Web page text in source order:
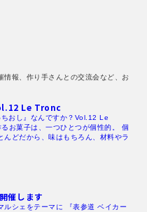
情報、作り手さんとの交流会など、お
Le Tronc
おし』なんですか？Vol.12 Le
お菓子は、一つひとつが個性的。 個
んどだから、味はもちろん、材料やラ
催します
ルシェをテーマに 『表参道 ベイカー